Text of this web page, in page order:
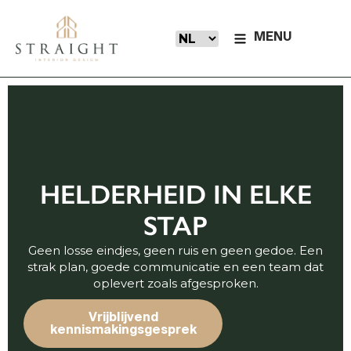
MENU
HELDERHEID IN ELKE
STAP
Geen losse eindjes, geen ruis en geen gedoe. Een
strak plan, goede communicatie en een team dat
oplevert zoals afgesproken.
Vrijblijvend
kennismakingsgesprek